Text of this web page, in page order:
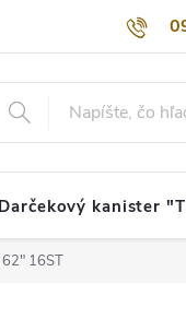
poriadok
Darčekový kanister
62" 16ST